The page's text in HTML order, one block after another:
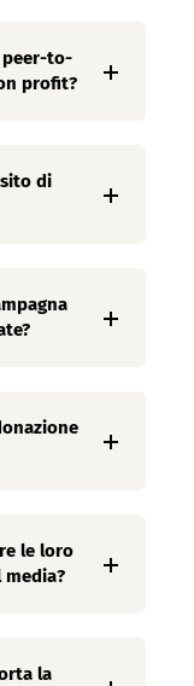
peer-to-
profit?
di
le loro
la